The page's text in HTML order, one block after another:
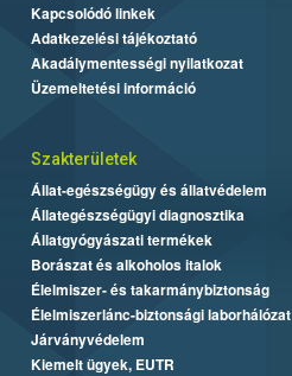
Kapcsolódó linkek
Adatkezelési tájékoztató
Akadálymentességi nyilatkozat
Üzemeltetési információ
Szakterületek
Állat-egészségügy és állatvédelem
Állategészségügyi diagnosztika
Állatgyógyászati termékek
Borászat és alkoholos italok
Élelmiszer- és takarmánybiztonság
Élelmiszerlánc-biztonsági laborhálózat
Járványvédelem
Kiemelt ügyek, EUTR